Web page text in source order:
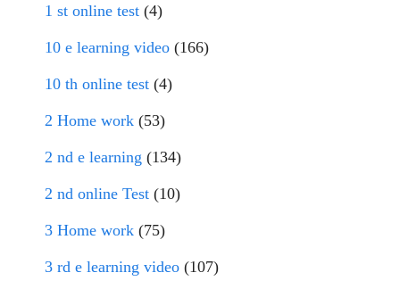
1 st online test (4)
10 e learning video (166)
10 th online test (4)
2 Home work (53)
2 nd e learning (134)
2 nd online Test (10)
3 Home work (75)
3 rd e learning video (107)